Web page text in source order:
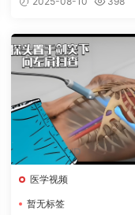
医学视频
暂无标签